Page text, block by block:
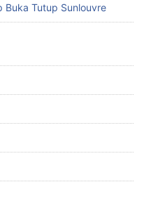
Buka Tutup Sunlouvre